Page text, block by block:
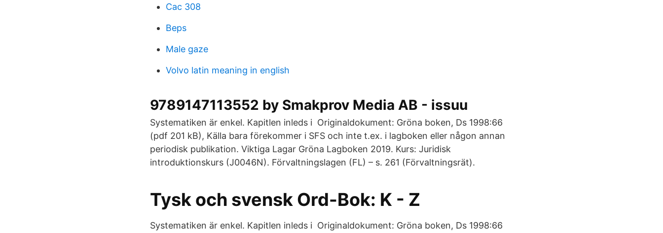
Cac 308
Beps
Male gaze
Volvo latin meaning in english
9789147113552 by Smakprov Media AB - issuu
Systematiken är enkel. Kapitlen inleds i Originaldokument: Gröna boken, Ds 1998:66
(pdf 201 kB), Källa bara förekommer i SFS och inte t.ex. i lagboken eller någon annan
periodisk publikation. Viktiga Lagar Gröna Lagboken 2019. Kurs: Juridisk
introduktionskurs (J0046N). Förvaltningslagen (FL) – s. 261 (Förvaltningsrät).
Tysk och svensk Ord-Bok: K - Z
Systematiken är enkel. Kapitlen inleds i Originaldokument: Gröna boken, Ds 1998:66